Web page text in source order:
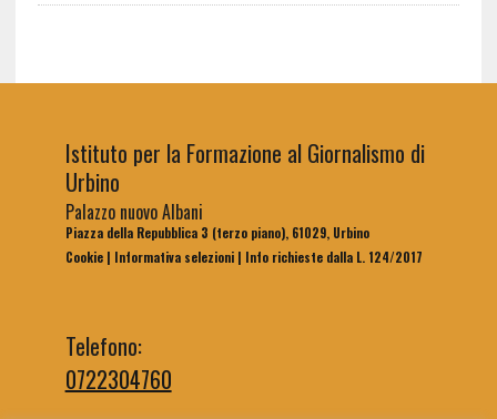
Istituto per la Formazione al Giornalismo di
Urbino
Palazzo nuovo Albani
Piazza della Repubblica 3 (terzo piano), 61029, Urbino
Cookie| Informativa selezioni| Info richieste dalla L. 124/2017
Telefono:
0722304760